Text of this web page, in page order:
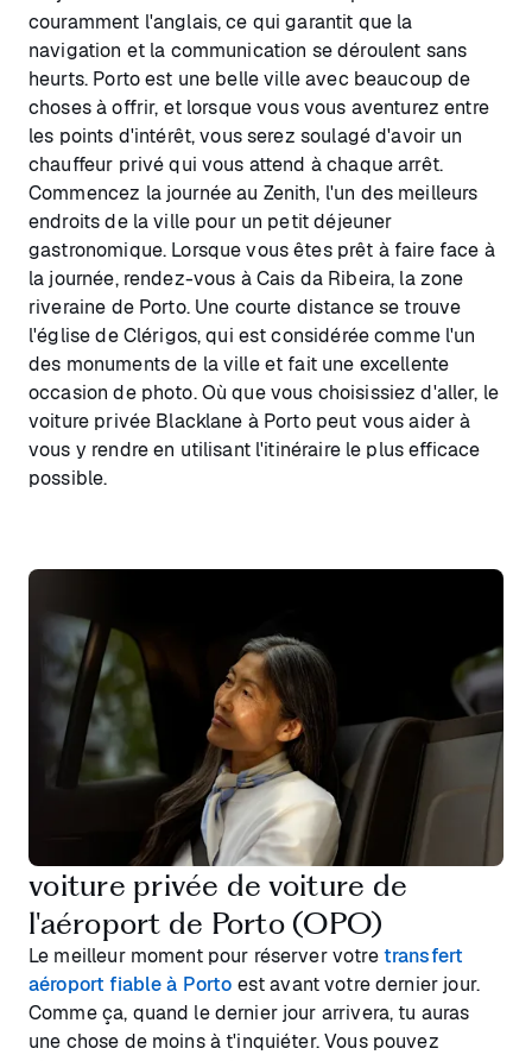
couramment l'anglais, ce qui garantit que la
navigation et la communication se déroulent sans
heurts. Porto est une belle ville avec beaucoup de
choses à offrir, et lorsque vous vous aventurez entre
les points d'intérêt, vous serez soulagé d'avoir un
chauffeur privé qui vous attend à chaque arrêt.
Commencez la journée au Zenith, l'un des meilleurs
endroits de la ville pour un petit déjeuner
gastronomique. Lorsque vous êtes prêt à faire face à
la journée, rendez-vous à Cais da Ribeira, la zone
riveraine de Porto. Une courte distance se trouve
l'église de Clérigos, qui est considérée comme l'un
des monuments de la ville et fait une excellente
occasion de photo. Où que vous choisissiez d'aller, le
voiture privée Blacklane à Porto peut vous aider à
vous y rendre en utilisant l'itinéraire le plus efficace
possible.
voiture privée de voiture de
l'aéroport de Porto (OPO)
Le meilleur moment pour réserver votretransfert
aéroport fiable à Porto est avant votre dernier jour.
Comme ça, quand le dernier jour arrivera, tu auras
une chose de moins à t'inquiéter. Vous pouvez